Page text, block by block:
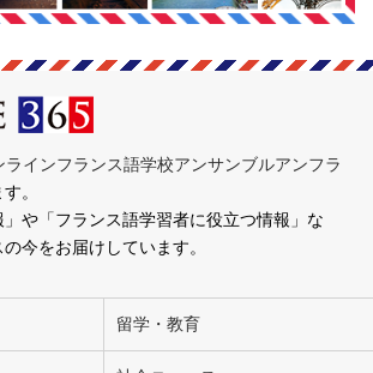
ラインフランス語学校アンサンブルアンフラ
。
」や「フランス語学習者に役立つ情報」な
今をお届けしています。
留学・教育